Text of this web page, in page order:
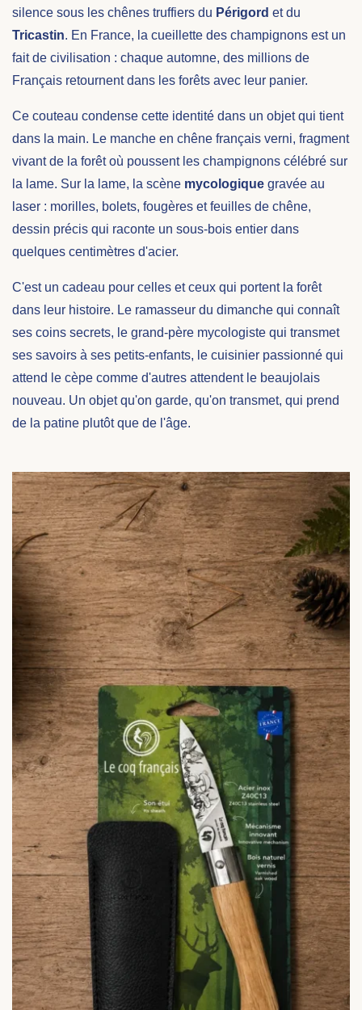
silence sous les chênes truffiers du Périgord et du
Tricastin. En France, la cueillette des champignons est un
fait de civilisation : chaque automne, des millions de
Français retournent dans les forêts avec leur panier.
Ce couteau condense cette identité dans un objet qui tient
dans la main. Le manche en chêne français verni, fragment
vivant de la forêt où poussent les champignons célébré sur
la lame. Sur la lame, la scène mycologique gravée au
laser : morilles, bolets, fougères et feuilles de chêne,
dessin précis qui raconte un sous-bois entier dans
quelques centimètres d'acier.
C'est un cadeau pour celles et ceux qui portent la forêt
dans leur histoire. Le ramasseur du dimanche qui connaît
ses coins secrets, le grand-père mycologiste qui transmet
ses savoirs à ses petits-enfants, le cuisinier passionné qui
attend le cèpe comme d'autres attendent le beaujolais
nouveau. Un objet qu'on garde, qu'on transmet, qui prend
de la patine plutôt que de l'âge.